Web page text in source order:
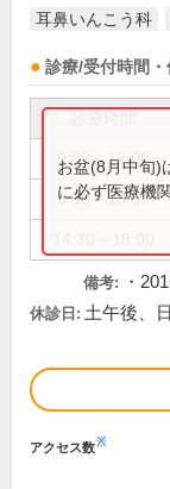
耳鼻いんこう科
診療/受付時間・
9:00～12:00
9:00～13:00
お盆(8月中旬)
に必ず医療機
備考: ・
休診日: 土午後、
アクセス数※